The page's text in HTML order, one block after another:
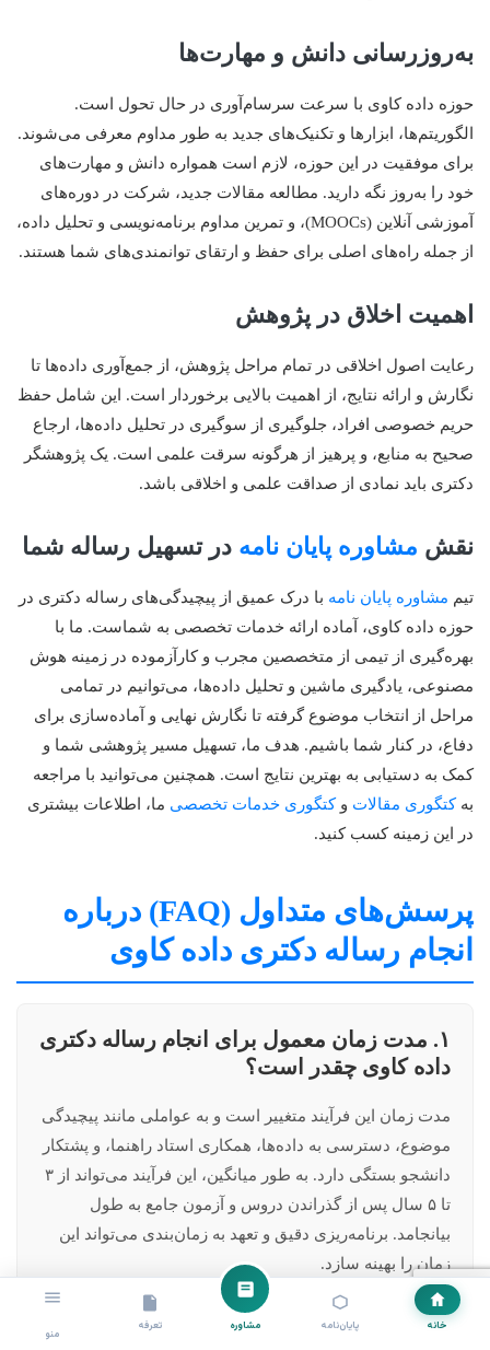
خانه پایان‌نامه مشاوره تعرفه
منو
به‌روزرسانی دانش و مهارت‌ها
حوزه داده کاوی با سرعت سرسام‌آوری در حال تحول است.
الگوریتم‌ها، ابزارها و تکنیک‌های جدید به طور مداوم معرفی می‌شوند.
برای موفقیت در این حوزه، لازم است همواره دانش و مهارت‌های
خود را به‌روز نگه دارید. مطالعه مقالات جدید، شرکت در دوره‌های
آموزشی آنلاین (MOOCs)، و تمرین مداوم برنامه‌نویسی و تحلیل داده،
از جمله راه‌های اصلی برای حفظ و ارتقای توانمندی‌های شما هستند.
اهمیت اخلاق در پژوهش
رعایت اصول اخلاقی در تمام مراحل پژوهش، از جمع‌آوری داده‌ها تا
نگارش و ارائه نتایج، از اهمیت بالایی برخوردار است. این شامل حفظ
حریم خصوصی افراد، جلوگیری از سوگیری در تحلیل داده‌ها، ارجاع
صحیح به منابع، و پرهیز از هرگونه سرقت علمی است. یک پژوهشگر
دکتری باید نمادی از صداقت علمی و اخلاقی باشد.
نقش مشاوره پایان نامه در تسهیل رساله شما
تیم مشاوره پایان نامه با درک عمیق از پیچیدگی‌های رساله دکتری در
حوزه داده کاوی، آماده ارائه خدمات تخصصی به شماست. ما با
بهره‌گیری از تیمی از متخصصین مجرب و کارآزموده در زمینه هوش
مصنوعی، یادگیری ماشین و تحلیل داده‌ها، می‌توانیم در تمامی
مراحل از انتخاب موضوع گرفته تا نگارش نهایی و آماده‌سازی برای
دفاع، در کنار شما باشیم. هدف ما، تسهیل مسیر پژوهشی شما و
کمک به دستیابی به بهترین نتایج است. همچنین می‌توانید با مراجعه
بهکتگوری مقالات وکتگوری خدمات تخصصی ما، اطلاعات بیشتری
در این زمینه کسب کنید.
پرسش‌های متداول (FAQ) درباره
انجام رساله دکتری داده کاوی
۱. مدت زمان معمول برای انجام رساله دکتری
داده کاوی چقدر است؟
مدت زمان این فرآیند متغییر است و به عواملی مانند پیچیدگی
موضوع، دسترسی به داده‌ها، همکاری استاد راهنما، و پشتکار
دانشجو بستگی دارد. به طور میانگین، این فرآیند می‌تواند از ۳
تا ۵ سال پس از گذراندن دروس و آزمون جامع به طول
بیانجامد. برنامه‌ریزی دقیق و تعهد به زمان‌بندی می‌تواند این
زمان را بهینه سازد.